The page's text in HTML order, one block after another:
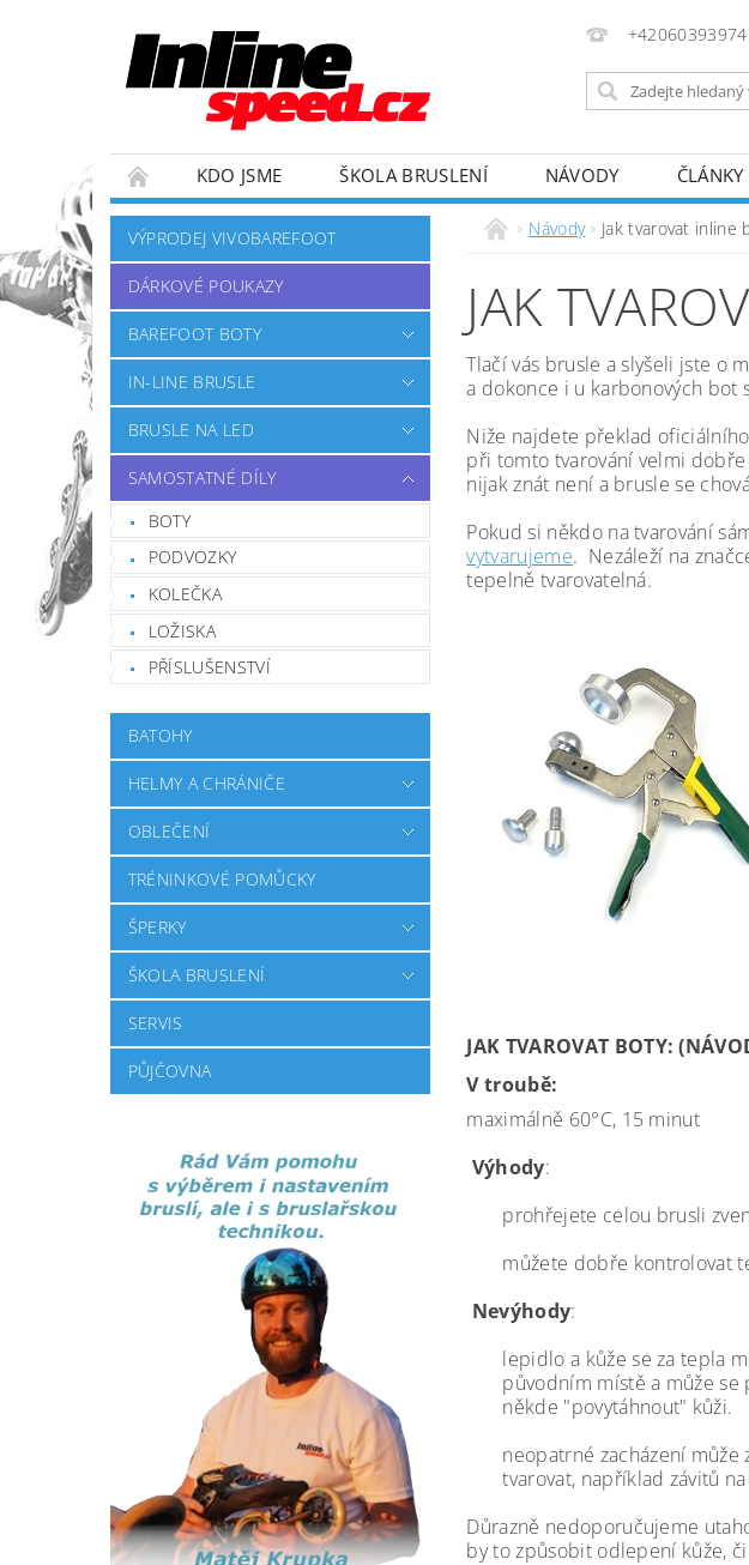
KDO JSME ŠKOLA BRUSLENÍ NÁVODY
ZÁVODNÍ TÝM
OBCHODNÍ PODMÍNKY REKLAMACE A
VÝPRODEJ VIVOBAREFOOT
DÁRKOVÉ POUKAZY
BAREFOOT BOTY
IN-LINE BRUSLE
BRUSLE NA LED
SAMOSTATNÉ DÍLY
BOTY
PODVOZKY
KOLEČKA
LOŽISKA
PŘÍSLUŠENSTVÍ
BATOHY
HELMY A CHRÁNIČE
OBLEČENÍ
TRÉNINKOVÉ POMŮCKY
ŠPERKY
ŠKOLA BRUSLENÍ
SERVIS
PŮJČOVNA
Návody Jak tvarovat inline
JAK
Tlačí vás brusle a slyšeli jste o
a dokonce i u karbonových bot
Niže najdete překlad
při tomto tvarování velmi
nijak znát není a brusle se
Pokud si někdo na tvarování
vytvarujeme. Nezáleží na
tepelně tvarovatelná.
JAK TVAROVAT BOTY:
V troubě:
maximálně 60°C, 15 minut
Výhody:
prohřejete celou brusli
můžete dobře kontrolovat
Nevýhody:
lepidlo a kůže se za tepla
původním místě a může
někde "povytáhnout" kůži.
neopatrné zacházení
tvarovat, například závitů
Důrazně nedoporučujeme
by to způsobit odlepení kůže,